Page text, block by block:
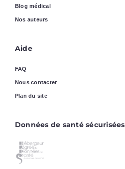
Blog médical
Nos auteurs
Aide
FAQ
Nous contacter
Plan du site
Données de santé sécurisées